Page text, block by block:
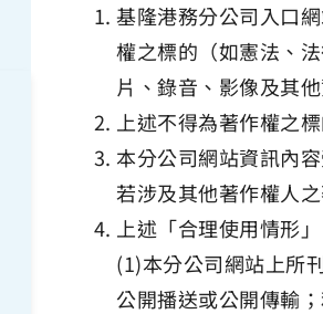
基隆港務分公司入口
權之標的（如憲法、
片、錄音、影像及其
上述不得為著作權之
本分公司網站資訊內
若涉及其他著作權人
上述「合理使用情形
(1)本分公司網站上所
公開播送或公開傳輸